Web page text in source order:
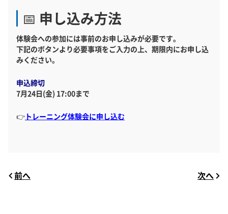
📅 申し込み方法
体験会への参加には事前のお申し込みが必要です。
下記のボタンより必要事項をご入力の上、期限内にお申し込
みください。
申込締切
7月24日(金) 17:00まで
👉 トレーニング体験会に申し込む
前へ 次へ